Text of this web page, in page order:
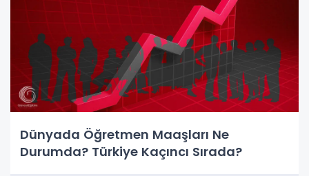
Dünyada Öğretmen Maaşları Ne
Durumda? Türkiye Kaçıncı Sırada?